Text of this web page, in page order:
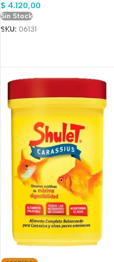
$ 4.120,00
Sin Stock
SKU: 06131